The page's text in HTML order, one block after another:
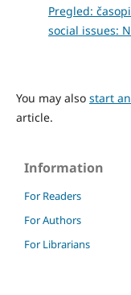
Pregled:
social issues:
You may also start
article.
Information
For Readers
For Authors
For Librarians